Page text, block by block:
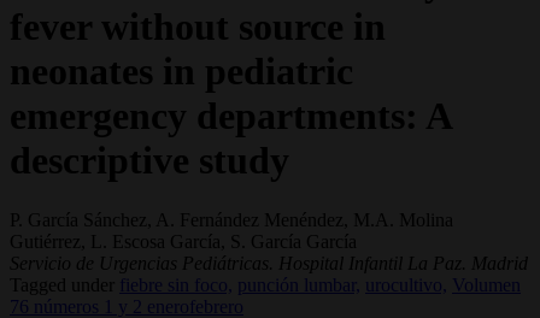
fever without source in
neonates in pediatric
emergency departments: A
descriptive study
P. García Sánchez, A. Fernández Menéndez, M.A. Molina
Gutiérrez, L. Escosa García, S. García García
Servicio de Urgencias Pediátricas. Hospital Infantil La Paz. Madrid
Tagged under
fiebre sin foco, punción lumbar, urocultivo,
Volumen
76 números 1 y 2 enerofebrero